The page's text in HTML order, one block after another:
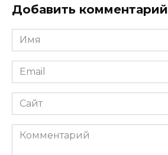
Добавить комментарий
Имя
*
Email
*
Сайт
Комментарий